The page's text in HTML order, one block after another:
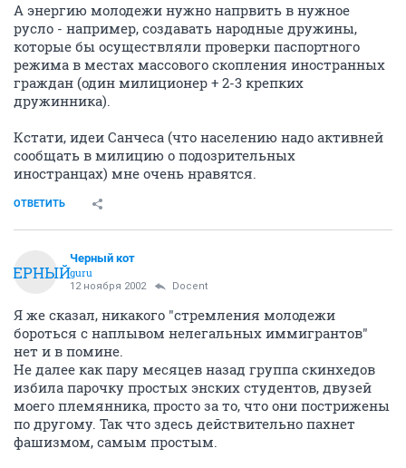
А энергию молодежи нужно напрвить в нужное
русло - например, создавать народные дружины,
которые бы осуществляли проверки паспортного
режима в местах массового скопления иностранных
граждан (один милиционер + 2-3 крепких
дружинника).
Кстати, идеи Санчеса (что населению надо активней
сообщать в милицию о подозрительных
иностранцах) мне очень нравятся.
ОТВЕТИТЬ
ЧЕРНЫЙ
Черный кот
guru
12 ноября 2002 Docent
Я же сказал, никакого "стремления молодежи
бороться с наплывом нелегальных иммигрантов"
нет и в помине.
Не далее как пару месяцев назад группа скинхедов
избила парочку простых энских студентов, двузей
моего племянника, просто за то, что они пострижены
по другому. Так что здесь действительно пахнет
фашизмом, самым простым.